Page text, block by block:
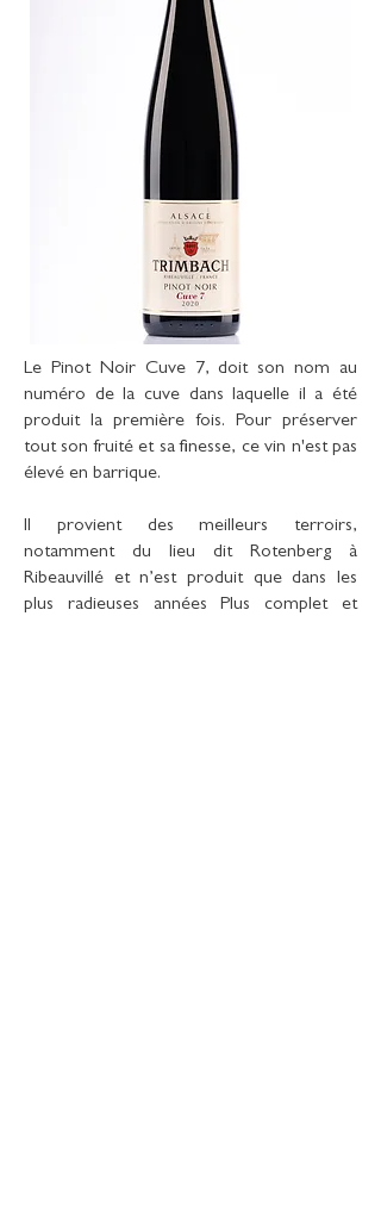
Le Pinot Noir Cuve 7, doit son nom au
numéro de la cuve dans laquelle il a été
produit la première fois. Pour préserver
tout son fruité et sa finesse, ce vin n'est pas
élevé en barrique.
Il provient des meilleurs terroirs,
notamment du lieu dit Rotenberg à
Ribeauvillé et n’est produit que dans les
plus radieuses années Plus complet et